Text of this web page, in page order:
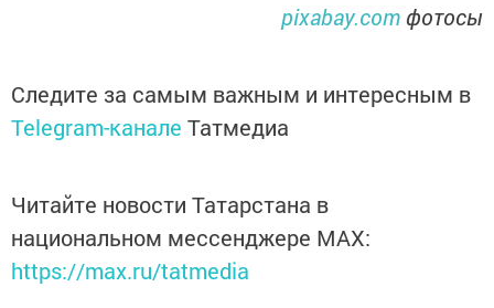
pixabay.com фотосы
Следите за самым важным и интересным в
Telegram-канале Татмедиа
Читайте новости Татарстана в
национальном мессенджере MАХ:
https://max.ru/tatmedia